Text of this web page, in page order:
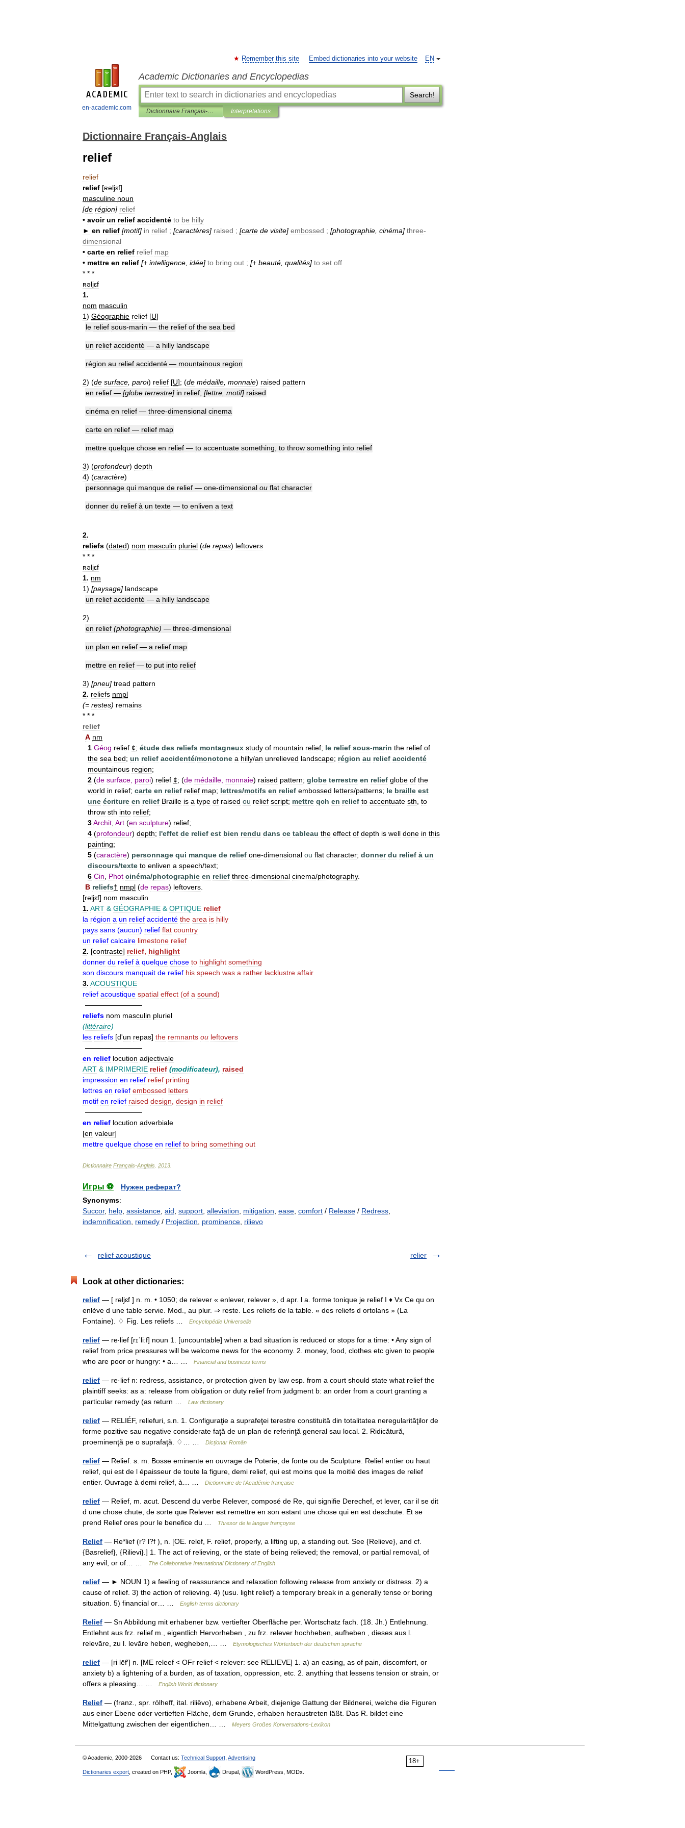
en-academic.com
EN
Remember this site Embed dictionaries into your website
Academic Dictionaries and Encyclopedias
Search!
Dictionnaire Français-Anglais Interpretations
Dictionnaire Français-Anglais
relief
relief
relief [ʀəljεf]
masculine noun
[de région] relief
• avoir un relief accidenté to be hilly
► en relief [motif] in relief ; [caractères] raised ; [carte de visite] embossed ; [photographie cinéma] three-
dimensional
• carte en relief relief map
• mettre en relief [+ intelligence idée] to bring out ; [+ beauté qualités] to set off
* * *
ʀəljɛf
1.
nom masculin
1) Géographie relief [U]
le relief sous-marin — the relief of the sea bed
un relief accidenté — a hilly landscape
région au relief accidenté — mountainous region
2) (de surface paroi) relief [U]; (de médaille monnaie) raised pattern
en relief — [globe terrestre] in relief; [lettre motif] raised
cinéma en relief — three-dimensional cinema
carte en relief — relief map
mettre quelque chose en relief — to accentuate something to throw something into relief
3) (profondeur) depth
4) (caractère)
personnage qui manque de relief — one-dimensional ou flat character
donner du relief à un texte — to enliven a text
2.
reliefs (dated) nom masculin pluriel (de repas) leftovers
* * *
ʀəljɛf
1. nm
1) [paysage] landscape
un relief accidenté — a hilly landscape
2)
en relief (photographie) — three-dimensional
un plan en relief — a relief map
mettre en relief — to put into relief
3) [pneu] tread pattern
2. reliefs nmpl
(= restes) remains
* * *
relief
A nm
1 Géog relief ¢; étude des reliefs montagneux study of mountain relief; le relief sous-marin the relief of
the sea bed; un relief accidenté/monotone a hilly/an unrelieved landscape; région au relief accidenté
mountainous region;
2 (de surface paroi) relief ¢; (de médaille monnaie) raised pattern; globe terrestre en relief globe of the
world in relief; carte en relief relief map; lettres/motifs en relief embossed letters/patterns; le braille est
une écriture en relief Braille is a type of raised ou relief script; mettre qch en relief to accentuate sth to
throw sth into relief;
3Archit Art (en sculpture) relief;
4 (profondeur) depth; l'effet de relief est bien rendu dans ce tableau the effect of depth is well done in this
painting;
5 (caractère) personnage qui manque de relief one-dimensional ou flat character; donner du relief à un
discours/texte to enliven a speech/text;
6 Cin Phot cinéma/photographie en relief three-dimensional cinema/photography.
B reliefs† nmpl (de repas) leftovers
[rəljɛf] nom masculin
1. ART & GÉOGRAPHIE & OPTIQUE relief
la région a un relief accidenté the area is hilly
pays sans (aucun) relief flat country
un relief calcaire limestone relief
2. [contraste] relief, highlight
donner du relief à quelque chose to highlight something
son discours manquait de relief his speech was a rather lacklustre affair
3. ACOUSTIQUE
relief acoustique spatial effect (of a sound)
————————
reliefs nom masculin pluriel
(littéraire)
les reliefs [d'un repas] the remnants ou leftovers
————————
en relief locution adjectivale
ART & IMPRIMERIE relief (modificateur), raised
impression en relief relief printing
lettres en relief embossed letters
motif en relief raised design design in relief
————————
en relief locution adverbiale
[en valeur]
mettre quelque chose en relief to bring something out
Dictionnaire Français-Anglais 2013
Игры ⚽
Нужен реферат?
Synonyms:
Succor, help assistance aid support alleviation mitigation ease comfort / Release / Redress
indemnification
remedy / Projection prominence rilievo
relief acoustique relier
Look at other dictionaries:
relief — [ rəljɛf ] n. m. • 1050; de relever « enlever, relever », d apr. l a. forme tonique je relief I ♦ Vx Ce qu on
enlève d une table servie. Mod., au plur. ⇒ reste. Les reliefs de la table. « des reliefs d ortolans » (La
Fontaine). ♢ Fig. Les reliefs …
Encyclopédie Universelle
relief — re‧lief [rɪˈliːf] noun 1. [uncountable] when a bad situation is reduced or stops for a time: • Any sign of
relief from price pressures will be welcome news for the economy. 2. money, food, clothes etc given to people
who are poor or hungry: • a… …
Financial and business terms
relief — re·lief n: redress, assistance, or protection given by law esp. from a court should state what relief the
plaintiff seeks: as a: release from obligation or duty relief from judgment b: an order from a court granting a
particular remedy (as return …
Law dictionary
relief — RELIÉF, reliefuri, s.n. 1. Configuraţie a suprafeţei terestre constituită din totalitatea neregularităţilor de
forme pozitive sau negative considerate faţă de un plan de referinţă general sau local. 2. Ridicătură,
proeminenţă pe o suprafaţă. ♢… …
Dicționar Român
relief — Relief. s. m. Bosse eminente en ouvrage de Poterie, de fonte ou de Sculpture. Relief entier ou haut
relief, qui est de l épaisseur de toute la figure, demi relief, qui est moins que la moitié des images de relief
entier. Ouvrage à demi relief, à… …
Dictionnaire de l'Académie française
relief — Relief, m. acut. Descend du verbe Relever, composé de Re, qui signifie Derechef, et lever, car il se dit
d une chose chute, de sorte que Relever est remettre en son estant une chose qui en est deschute. Et se
prend Relief ores pour le benefice du …
Thresor de la langue françoyse
Relief — Re*lief (r? l?f ), n. [OE. relef, F. relief, properly, a lifting up, a standing out. See {Relieve}, and cf.
{Basrelief}, {Rilievi}.] 1. The act of relieving, or the state of being relieved; the removal, or partial removal, of
any evil, or of… …
The Collaborative International Dictionary of English
relief — ► NOUN 1) a feeling of reassurance and relaxation following release from anxiety or distress. 2) a
cause of relief. 3) the action of relieving. 4) (usu. light relief) a temporary break in a generally tense or boring
situation. 5) financial or… …
English terms dictionary
Relief — Sn Abbildung mit erhabener bzw. vertiefter Oberfläche per. Wortschatz fach. (18. Jh.) Entlehnung.
Entlehnt aus frz. relief m., eigentlich Hervorheben , zu frz. relever hochheben, aufheben , dieses aus l.
relevāre, zu l. levāre heben, wegheben,… …
Etymologisches Wörterbuch der deutschen sprache
relief — [ri lēf′] n. [ME releef < OFr relief < relever: see RELIEVE] 1. a) an easing, as of pain, discomfort, or
anxiety b) a lightening of a burden, as of taxation, oppression, etc. 2. anything that lessens tension or strain, or
offers a pleasing… …
English World dictionary
Relief — (franz., spr. rölheff, ital. riliēvo), erhabene Arbeit, diejenige Gattung der Bildnerei, welche die Figuren
aus einer Ebene oder vertieften Fläche, dem Grunde, erhaben heraustreten läßt. Das R. bildet eine
Mittelgattung zwischen der eigentlichen… …
Meyers Großes Konversations-Lexikon
18+
© Academic, 2000-2026 Contact us: Technical Support Advertising
Dictionaries export , created on PHP, Joomla, Drupal, WordPress, MODx.